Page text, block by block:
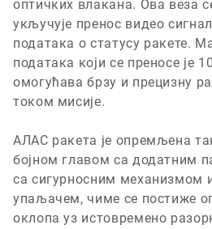
оптичких влакана. Ова веза
укључује пренос видео
података о статусу ракете.
података који се преносе је
омогућава брзу и прецизну
током мисије.
АЛАС ракета је опремљена
бојном главом са додатним
са сигурносним механизмом
упаљачем, чиме се постиже
оклопа уз истовремено